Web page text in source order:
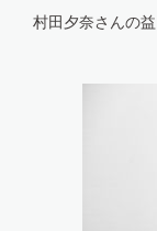
村田夕奈さんの